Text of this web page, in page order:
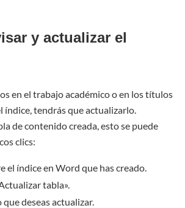
y actualizar el
en el trabajo académico o en los títulos
índice, tendrás que actualizarlo.
de contenido creada, esto se puede
clics:
el índice en Word que has creado.
tabla».
que deseas actualizar.